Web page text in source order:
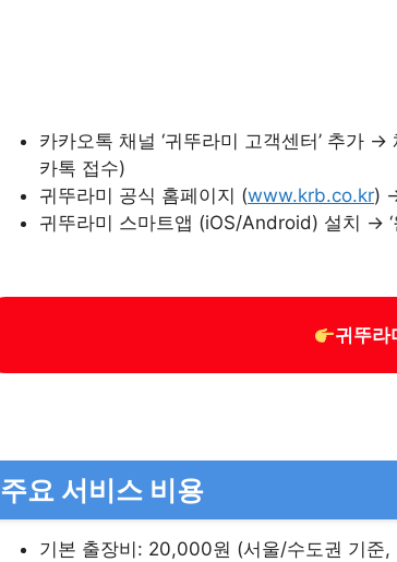
카카오톡 채널 ‘귀뚜라미 고객센터’ 추가
카톡 접수)
귀뚜라미 공식 홈페이지 (www.krb.co.kr)
귀뚜라미 스마트앱 (iOS/Android) 설치 →
귀뚜라
주요 서비스 비용
기본 출장비: 20,000원 (서울/수도권 기